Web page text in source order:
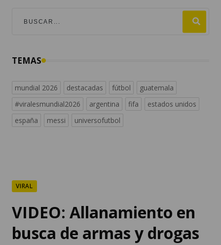
TEMAS
mundial 2026 destacadas fútbol
guatemala
#viralesmundial2026
argentina fifa
estados unidos
españa
messi universofutbol
VIRAL
VIDEO: Allanamiento en
busca de armas y drogas